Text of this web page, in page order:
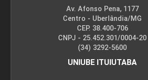
Av. Afonso Pena, 1177
Centro - Uberlândia/MG
CEP. 38.400-706
CNPJ - 25.452.301/0004-20
(34) 3292-5600
UNIUBE ITUIUTABA